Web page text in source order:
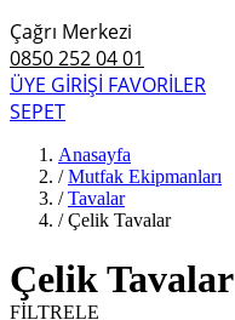
Çağrı Merkezi
0850 252 04 01
ÜYE GİRİŞİ FAVORİLER
SEPET
Anasayfa
/ Mutfak Ekipmanları
/ Tavalar
/ Çelik Tavalar
Çelik Tavalar
FİLTRELE